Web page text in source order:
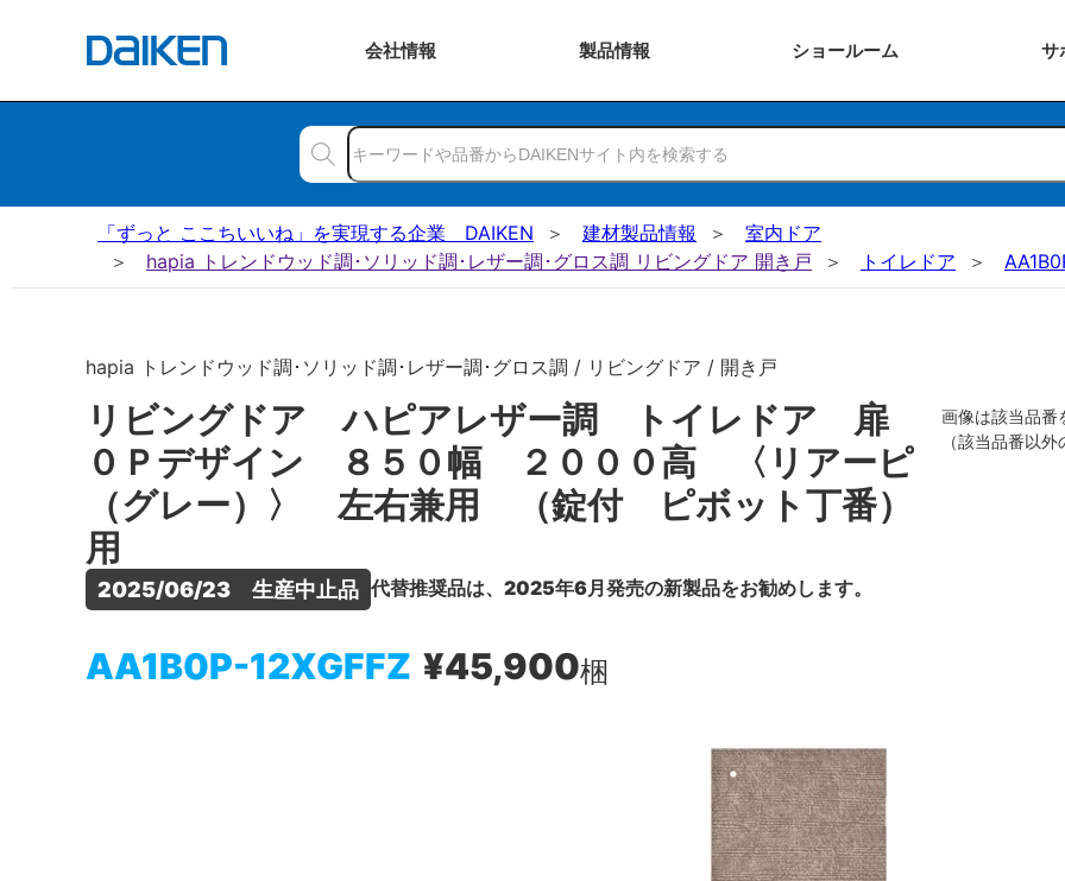
会社情報 製品情報 ショールーム サ
「ずっと ここちいいね」を実現する企業 DAIKEN 建材製品情報
室内ドア
hapia トレンドウッド調･ソリッド調･レザー調･グロス調 リビングドア 開き戸
トイレドア
hapia トレンドウッド調･ソリッド調･レザー調･グロス調 / リビングドア / 開き戸
リビングドア ハピアレザー調 トイレドア 扉
０Ｐデザイン ８５０幅 ２０００高 〈リアーピ
（グレー）〉 左右兼用 （錠付 ピボット丁番）
用
2025/06/23　生産中止品 代替推奨品は、2025年6月発売の新製品をお勧めします。
AA1B0P-12XGFFZ ¥45,900梱
画像は該当品番
（該当品番以